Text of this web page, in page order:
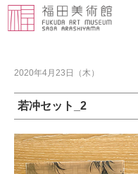
2020年4月23日（木）
若冲セット_2